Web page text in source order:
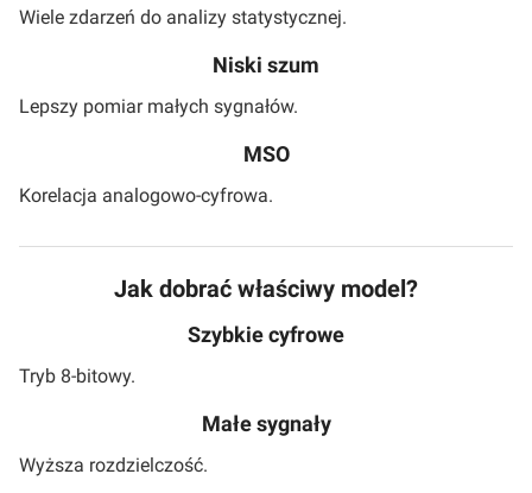
Wiele zdarzeń do analizy statystycznej.
Niski szum
Lepszy pomiar małych sygnałów.
MSO
Korelacja analogowo-cyfrowa.
Jak dobrać właściwy model?
Szybkie cyfrowe
Tryb 8-bitowy.
Małe sygnały
Wyższa rozdzielczość.